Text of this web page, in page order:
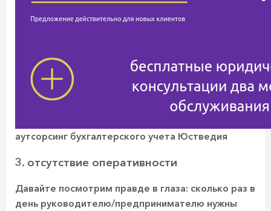
аутсорсинг бухгалтерского учета Юстведия
3. отсутствие оперативности
Давайте посмотрим правде в глаза: сколько раз в
день руководителю/предпринимателю нужны